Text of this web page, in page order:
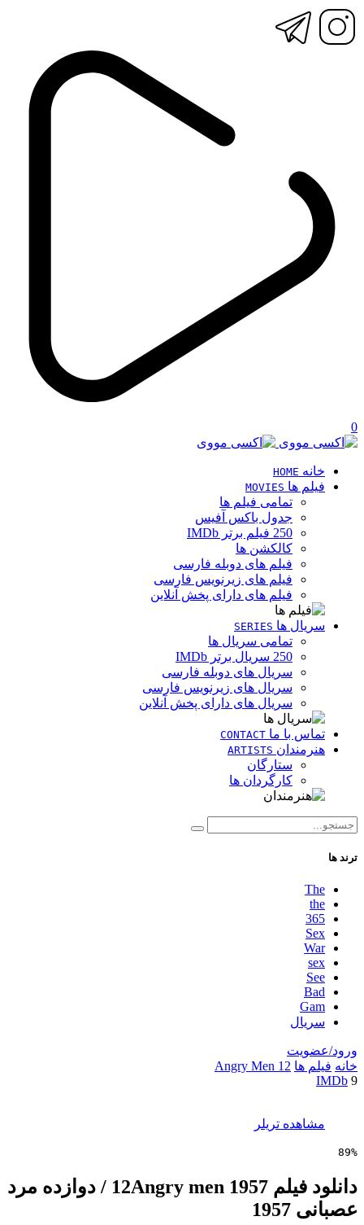
0
خانه HOME
فیلم ها MOVIES
تمامی فیلم ها
جدول باکس آفیس
250 فیلم برتر IMDb
کالکشن ها
فیلم های دوبله فارسی
فیلم های زیرنویس فارسی
فیلم های دارای پخش آنلاین
سریال ها SERIES
تمامی سریال ها
250 سریال برتر IMDb
سریال های دوبله فارسی
سریال های زیرنویس فارسی
سریال های دارای پخش آنلاین
تماس با ما CONTACT
هنرمندان ARTISTS
ستارگان
کارگردان ها
ترند ها
The
the
365
Sex
War
sex
See
Bad
Gam
سریال
ورود/عضویت
خانه فیلم ها 12 Angry Men
IMDb 9
مشاهده تریلر
89%
دانلود فیلم 12Angry men 1957 / دوازده مرد
عصبانی 1957